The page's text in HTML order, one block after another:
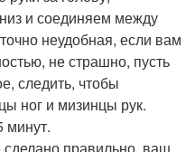
и соединяем между
неудобная, если вам
не страшно, пусть
следить, чтобы
ног и мизинцы рук.
минут.